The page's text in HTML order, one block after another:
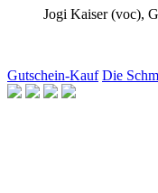
Jogi Kaiser(voc),
Gutschein-Kauf Die